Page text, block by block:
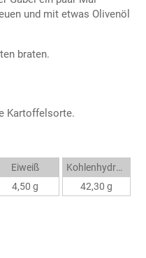
und mit etwas Olivenöl
braten.
Kartoffelsorte.
Eiweiß
4,50 g
Kohlenhydrate
42,30 g